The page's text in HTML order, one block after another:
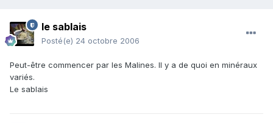
le sablais
Posté(e) 24 octobre 2006
Peut-être commencer par les Malines. Il y a de quoi en minéraux
variés.
Le sablais